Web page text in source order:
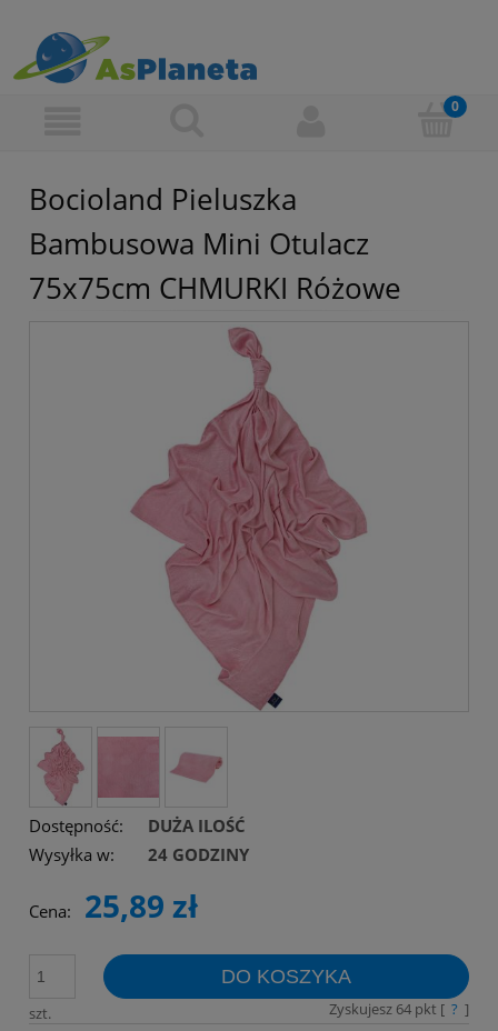
Bocioland Pieluszka
Bambusowa Mini Otulacz
75x75cm CHMURKI Różowe
Dostępność:
DUŻA ILOŚĆ
Wysyłka w:
24 GODZINY
Cena: 25,89 zł
szt.
DO KOSZYKA
Zyskujesz 64pkt [ ? ]